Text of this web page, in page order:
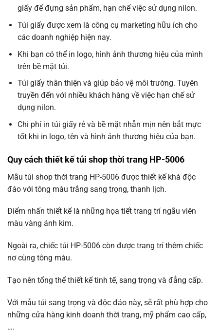
giấy để đựng sản phẩm, hạn chế việc sử dụng nilon.
Túi giấy được xem là công cụ marketing hữu ích cho
các doanh nghiệp hiện nay.
Khi bạn có thể in logo, hình ảnh thương hiệu của mình
trên bề mặt túi.
Túi giấy thân thiện và giúp bảo vệ môi trường. Tuyên
truyền đến với nhiều khách hàng về việc hạn chế sử
dụng nilon.
Chi phí in túi giấy rẻ và bề mặt nhẵn mịn nên bắt mực
tốt khi in logo, tên và hình ảnh thương hiệu của bạn.
Quy cách thiết kế túi shop thời trang HP-5006
Mẫu túi shop thời trang HP-5006 được thiết kế khá độc
đáo với tông màu trắng sang trọng, thanh lịch.
Điểm nhấn thiết kế là những họa tiết trang trí ngẫu viên
màu vàng ánh kim.
Ngoài ra, chiếc túi HP-5006 còn được trang trí thêm chiếc
nơ cùng tông màu.
Tạo nên tổng thể thiết kế tinh tế, sang trọng và đẳng cấp.
Với mẫu túi sang trọng và độc đáo này, sẽ rất phù hợp cho
những cửa hàng kinh doanh thời trang, mỹ phẩm cao cấp,
….